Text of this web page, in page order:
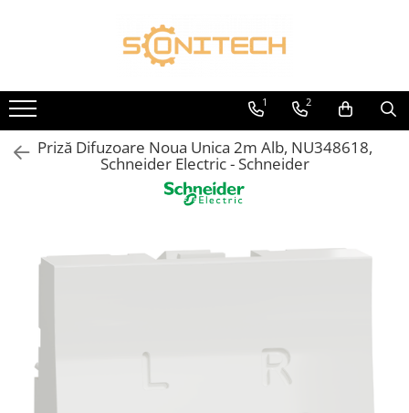
Toate Produsele
FOTOVOLTAICE
Acumulatori
ATS / Comutatoare Transfer
Panouri Fotovoltaice
Sisteme de prindere
Sisteme Fotovoltaice Complete cu
1 2
Priză Difuzoare Noua Unica 2m Alb, NU348618,
Schneider Electric - Schneider